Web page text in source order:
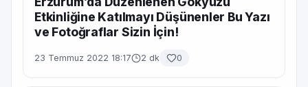
Etkinliğine Katılmayı Düşünenler Bu Yazı
ve Fotoğraflar Sizin İçin!
23 Temmuz 2022 18:17 2 dk 0